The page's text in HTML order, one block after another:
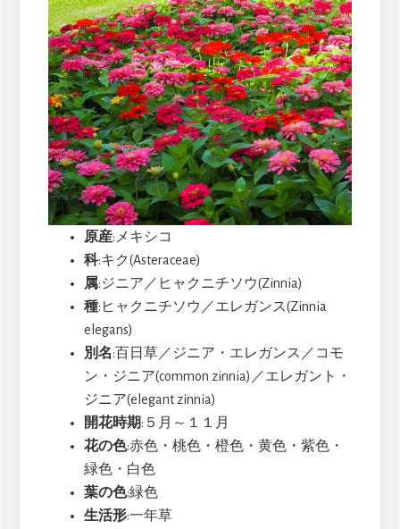
原産:メキシコ
科:キク(Asteraceae)
属:ジニア／ヒャクニチソウ(Zinnia)
種:ヒャクニチソウ／エレガンス(Zinnia
elegans)
別名:百日草／ジニア・エレガンス／コモ
ン・ジニア(common zinnia)／エレガント・
ジニア(elegant zinnia)
開花時期:５月～１１月
花の色:赤色・桃色・橙色・黄色・紫色・
緑色・白色
葉の色:緑色
生活形:一年草